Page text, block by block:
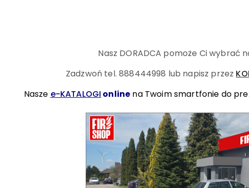
Nasz DORADCA pomoże Ci wybrać
Zadzwoń tel. 888444998 lub napisz przez
Nasze e-KATALOGI online na Twoim smartfonie do